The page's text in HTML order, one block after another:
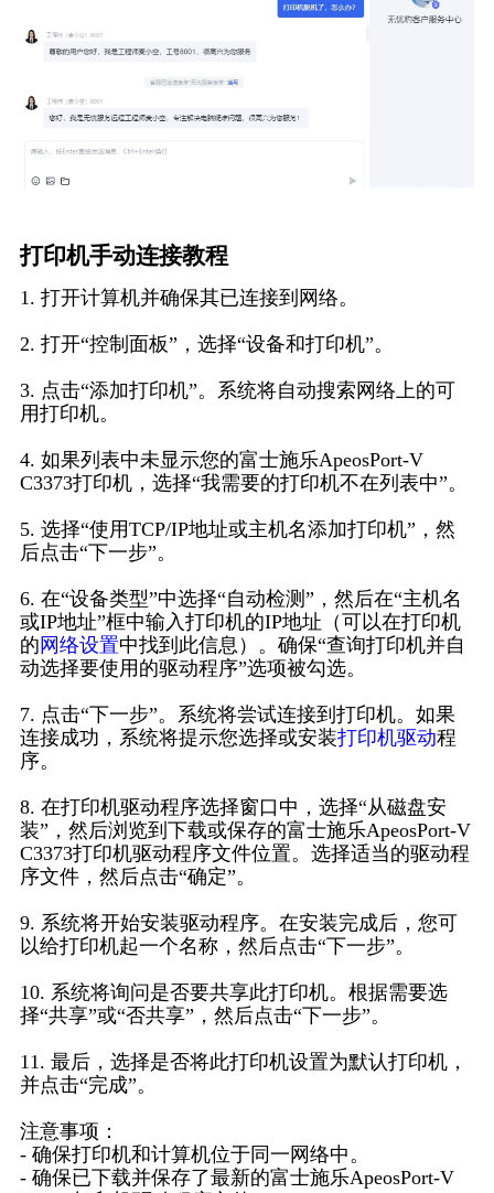
打印机手动连接教程
1. 打开计算机并确保其已连接到网络。
2. 打开“控制面板”，选择“设备和打印机”。
3. 点击“添加打印机”。系统将自动搜索网络上的可
用打印机。
4. 如果列表中未显示您的富士施乐ApeosPort-V
C3373打印机，选择“我需要的打印机不在列表中”。
5. 选择“使用TCP/IP地址或主机名添加打印机”，然
后点击“下一步”。
6. 在“设备类型”中选择“自动检测”，然后在“主机名
或IP地址”框中输入打印机的IP地址（可以在打印机
的 网络设置中找到此信息）。确保“查询打印机并自
动选择要使用的驱动程序”选项被勾选。
7. 点击“下一步”。系统将尝试连接到打印机。如果
连接成功，系统将提示您选择或安装打印机驱动程
序。
8. 在打印机驱动程序选择窗口中，选择“从磁盘安
装”，然后浏览到下载或保存的富士施乐ApeosPort-V
C3373打印机驱动程序文件位置。选择适当的驱动程
序文件，然后点击“确定”。
9. 系统将开始安装驱动程序。在安装完成后，您可
以给打印机起一个名称，然后点击“下一步”。
10. 系统将询问是否要共享此打印机。根据需要选
择“共享”或“否共享”，然后点击“下一步”。
11. 最后，选择是否将此打印机设置为默认打印机，
并点击“完成”。
注意事项：
- 确保打印机和计算机位于同一网络中。
- 确保已下载并保存了最新的富士施乐ApeosPort-V